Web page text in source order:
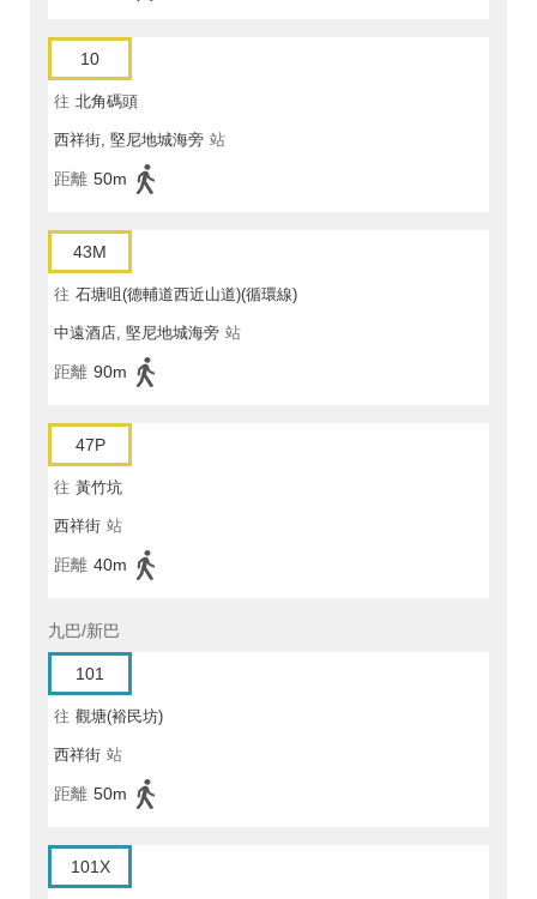
10
往 北角碼頭
西祥街, 堅尼地城海旁 站
距離 50m
43M
往 石塘咀(德輔道西近山道)(循環線)
中遠酒店, 堅尼地城海旁 站
距離 90m
47P
往 黃竹坑
西祥街 站
距離 40m
九巴/新巴
101
往 觀塘(裕民坊)
西祥街 站
距離 50m
101X